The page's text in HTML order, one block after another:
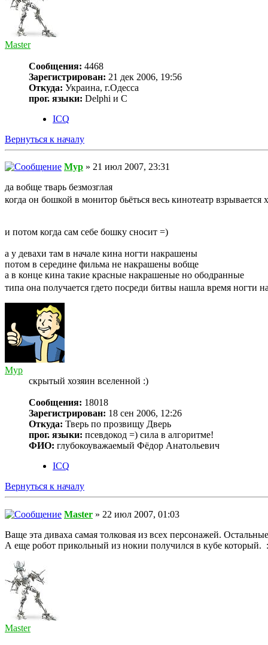
Master
Сообщения: 4468
Зарегистрирован: 21 дек 2006, 19:56
Откуда: Украина, г.Одесса
прог. языки: Delphi и С
ICQ
Вернуться к началу
Myp » 21 июл 2007, 23:31
да вобще тварь безмозглая
когда он бошкой в монитор бьёться весь кинотеатр взрывается
и потом когда сам себе бошку сносит =)
а у девахи там в начале кина ногти накрашены
потом в середине фильма не накрашены вобще
а в конце кина такие красные накрашеные но ободранные
типа она получается гдето посреди битвы нашла время ногти
Myp
скрытый хозяин вселенной :)
Сообщения: 18018
Зарегистрирован: 18 сен 2006, 12:26
Откуда: Тверь по прозвищу Дверь
прог. языки: псевдокод =) сила в алгоритме!
ФИО: глубокоуважаемый Фёдор Анатольевич
ICQ
Вернуться к началу
Master » 22 июл 2007, 01:03
Ваще эта диваха самая толковая из всех персонажей.
А еще робот прикольный из нокии получился в кубе который.
Master